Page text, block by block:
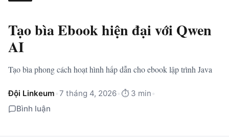
Tạo bìa Ebook hiện đại với Qwen
AI
Tạo bìa phong cách hoạt hình hấp dẫn cho ebook lập trình Java
Đội Linkeum 7 tháng 4, 2026 ⏱️ 3 min
Bình luận